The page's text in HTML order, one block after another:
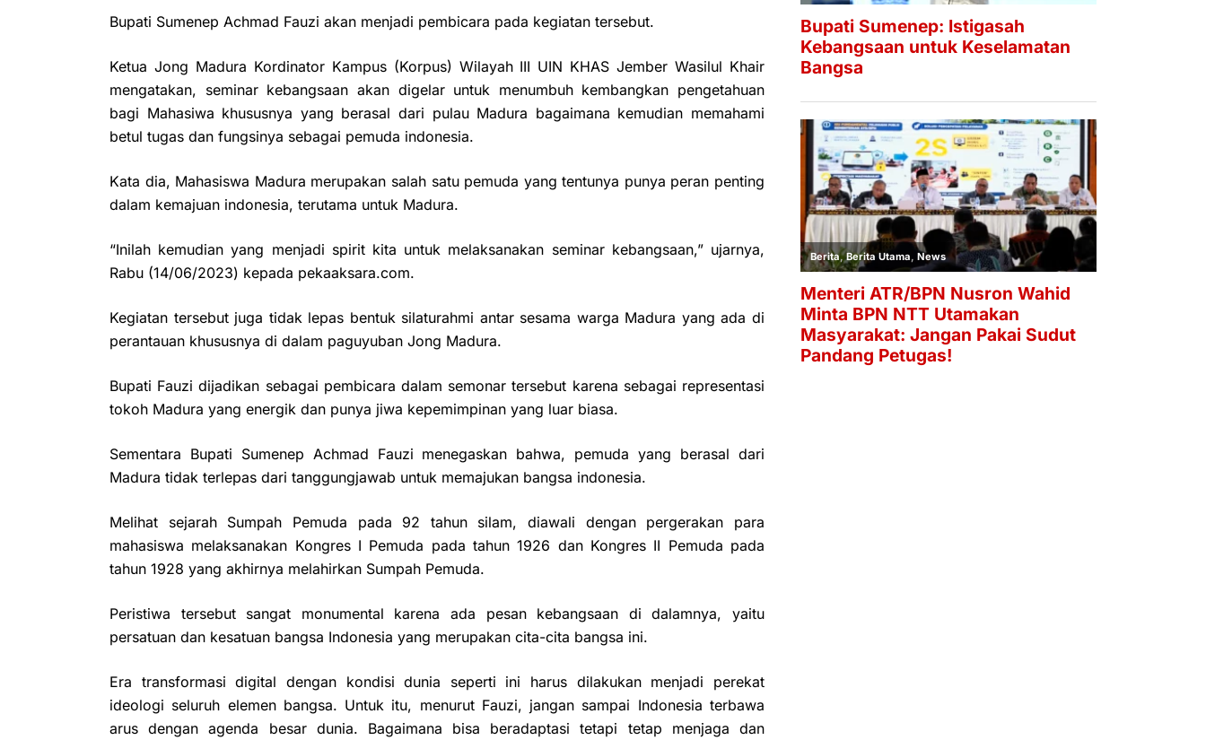
Bupati Sumenep Achmad Fauzi akan menjadi pembicara pada kegiatan tersebut.
Ketua Jong Madura Kordinator Kampus (Korpus) Wilayah III UIN KHAS Jember Wasilul Khair
mengatakan, seminar kebangsaan akan digelar untuk menumbuh kembangkan pengetahuan
bagi Mahasiwa khususnya yang berasal dari pulau Madura bagaimana kemudian memahami
betul tugas dan fungsinya sebagai pemuda indonesia.
Kata dia, Mahasiswa Madura merupakan salah satu pemuda yang tentunya punya peran penting
dalam kemajuan indonesia, terutama untuk Madura.
“Inilah kemudian yang menjadi spirit kita untuk melaksanakan seminar kebangsaan,” ujarnya,
Rabu (14/06/2023) kepada pekaaksara.com.
Kegiatan tersebut juga tidak lepas bentuk silaturahmi antar sesama warga Madura yang ada di
perantauan khususnya di dalam paguyuban Jong Madura.
Bupati Fauzi dijadikan sebagai pembicara dalam semonar tersebut karena sebagai representasi
tokoh Madura yang energik dan punya jiwa kepemimpinan yang luar biasa.
Sementara Bupati Sumenep Achmad Fauzi menegaskan bahwa, pemuda yang berasal dari
Madura tidak terlepas dari tanggungjawab untuk memajukan bangsa indonesia.
Melihat sejarah Sumpah Pemuda pada 92 tahun silam, diawali dengan pergerakan para
mahasiswa melaksanakan Kongres I Pemuda pada tahun 1926 dan Kongres II Pemuda pada
tahun 1928 yang akhirnya melahirkan Sumpah Pemuda.
Peristiwa tersebut sangat monumental karena ada pesan kebangsaan di dalamnya, yaitu
persatuan dan kesatuan bangsa Indonesia yang merupakan cita-cita bangsa ini.
Era transformasi digital dengan kondisi dunia seperti ini harus dilakukan menjadi perekat
ideologi seluruh elemen bangsa. Untuk itu, menurut Fauzi, jangan sampai Indonesia terbawa
arus dengan agenda besar dunia. Bagaimana bisa beradaptasi tetapi tetap menjaga dan